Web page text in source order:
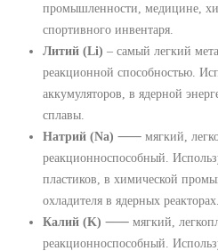
промышленности, медицине,
спортивного инвентаря.
Литий (Li) ‒ самый легкий
реакционной способностью.
аккумуляторов, в ядерной
сплавы.
Натрий (Na) ⸺ мягкий,
реакционноспособный.
пластиков, в химической
охладителя в ядерных реакторах.
Калий (K) ⸺ мягкий,
реакционноспособный.